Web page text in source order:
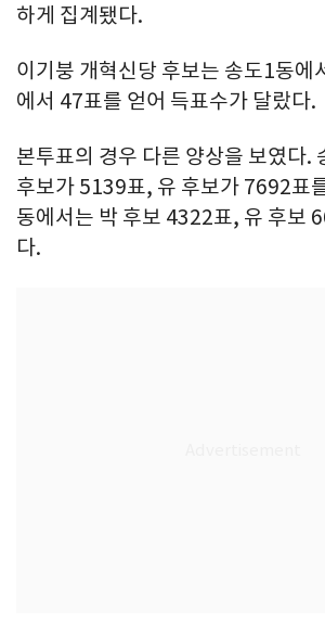
하게 집계됐다.
이기붕 개혁신당 후보는 송도1동에
에서 47표를 얻어 득표수가 달랐다.
본투표의 경우 다른 양상을 보였다.
후보가 5139표, 유 후보가 7692표
동에서는 박 후보 4322표, 유 후보
다.